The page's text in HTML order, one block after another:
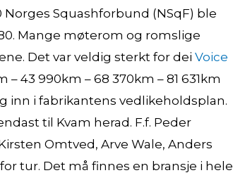
Norges Squashforbund (NSqF) ble
Mange møterom og romslige
Det var veldig sterkt for dei Voice
– 43 990km – 68 370km – 81 631km
inn i fabrikantens vedlikeholdsplan.
til Kvam herad. F.f. Peder
Omtved, Arve Wale, Anders
tur. Det må finnes en bransje i hele